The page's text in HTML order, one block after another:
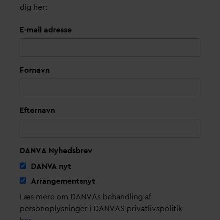
dig her:
E-mail adresse
Fornavn
Efternavn
DANVA Nyhedsbrev
DANVA nyt
Arrangementsnyt
Læs mere om DANVAs behandling af
personoplysninger i DANVAS privatlivspolitik